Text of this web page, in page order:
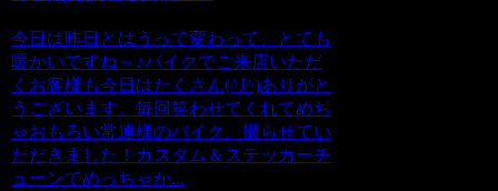
今日は昨日とはうって変わって、とても
暖かいですね～♪バイクでご来店いただ
くお客様も今日はたくさん(^J^)ありがと
うございます。毎回笑わせてくれてめち
ゃおもろい常連様のバイク、撮らせてい
ただきました！カスタム＆ステッカーチ
ューンでめっちゃか...